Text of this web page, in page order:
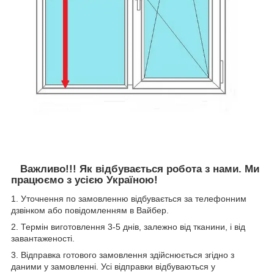
Важливо!!! Як відбувається робота з нами. Ми
працюємо з усією Україною!
1. Уточнення по замовленню відбувається за телефонним
дзвінком або повідомленням в Вайбер.
2. Термін виготовлення 3-5 днів, залежно від тканини, і від
завантаженості.
3. Відправка готового замовлення здійснюється згідно з
даними у замовленні. Усі відправки відбуваються у